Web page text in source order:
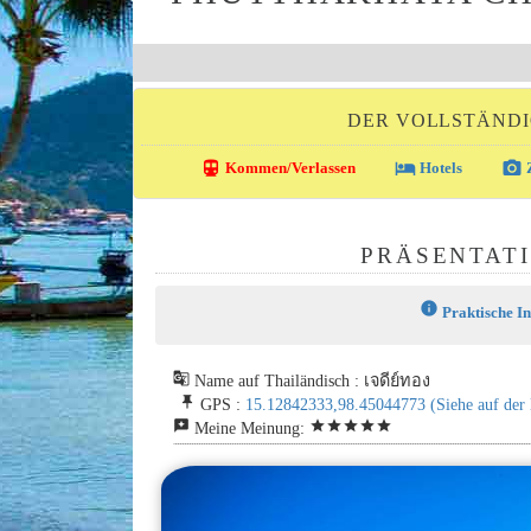
DER
directions_transit Kommen/Verlassen local_hotelHotels photo_camera
info Praktische
g_translate Name auf Thailändisch : เจดีย์ทอง
push_pin GPS : 15.12842333,98.45044773 (Siehe auf der
reviews Meine Meinung: starstarstarstarstar